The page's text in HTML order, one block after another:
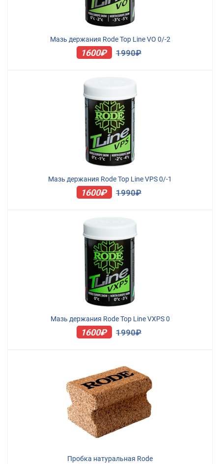
Мазь держания Rode Top Line VO 0/-2
1600₽ 1990₽
Мазь держания Rode Top Line VPS 0/-1
1600₽ 1990₽
Мазь держания Rode Top Line VXPS 0
1600₽ 1990₽
Пробка натуральная Rode